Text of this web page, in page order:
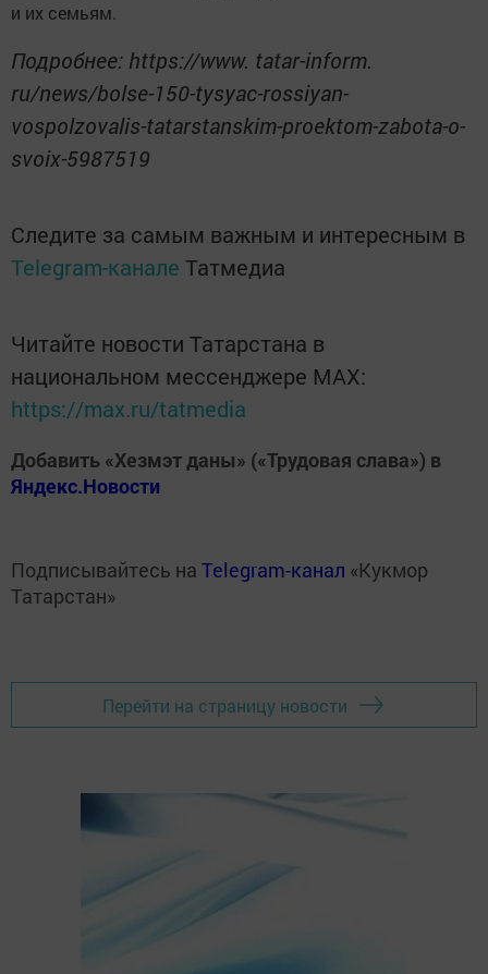
и их семьям.
Подробнее: https://www. tatar-inform.
ru/news/bolse-150-tysyac-rossiyan-
vospolzovalis-tatarstanskim-proektom-zabota-o-
svoix-5987519
Следите за самым важным и интересным в
Telegram-канале Татмедиа
Читайте новости Татарстана в
национальном мессенджере MАХ:
https://max.ru/tatmedia
Добавить «Хезмэт даны» («Трудовая слава») в
Яндекс.Новости
Подписывайтесь на Telegram-канал «Кукмор
Татарстан»
Перейти на страницу новости